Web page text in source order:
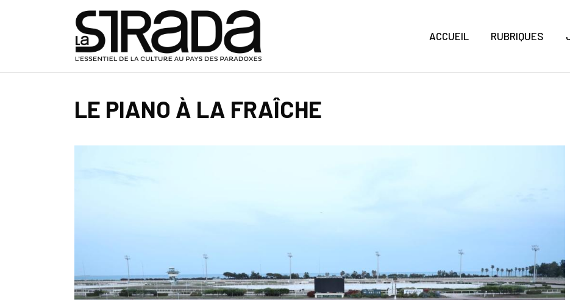
ACCUEIL RUBRIQUES
LE PIANO À LA FRAÎCHE